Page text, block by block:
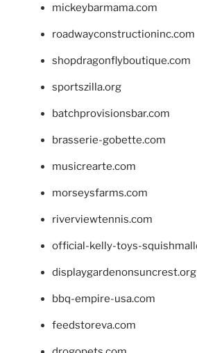
mickeybarmama.com
roadwayconstructioninc.com
shopdragonflyboutique.com
sportszilla.org
batchprovisionsbar.com
brasserie-gobette.com
musicrearte.com
morseysfarms.com
riverviewtennis.com
official-kelly-toys-
displaygardenonsuncrest.org
bbq-empire-usa.com
feedstoreva.com